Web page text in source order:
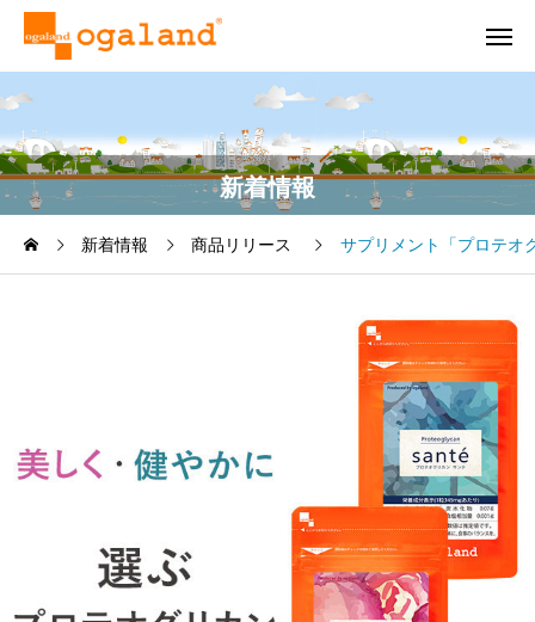
新着情報
新着情報 商品リリース サプリメント「プロテオ